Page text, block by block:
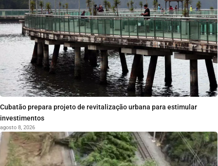
Cubatão prepara projeto de revitalização urbana para estimular
investimentos
agosto 8, 2026